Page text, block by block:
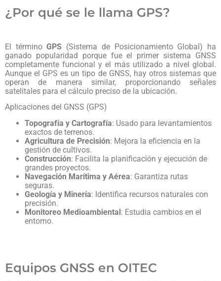
¿Por qué se le llama GPS?
El términoGPS (Sistema de Posicionamiento Global) ha
ganado popularidad porque fue el primer sistema GNSS
completamente funcional y el más utilizado a nivel global.
Aunque el GPS es un tipo de GNSS, hay otros sistemas que
operan de manera similar, proporcionando señales
satelitales para el cálculo preciso de la ubicación.
Aplicaciones del GNSS (GPS)
Topografía y Cartografía: Usado para levantamientos
exactos de terrenos.
Agricultura de Precisión: Mejora la eficiencia en la
gestión de cultivos.
Construcción: Facilita la planificación y ejecución de
grandes proyectos.
Navegación Marítima y Aérea: Garantiza rutas
seguras.
Geología y Minería: Identifica recursos naturales con
precisión.
Monitoreo Medioambiental: Estudia cambios en el
entorno.
Equipos GNSS en OITEC